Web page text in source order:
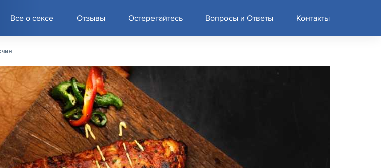
Все о сексе Отзывы Остерегайтесь Вопросы и Ответы Контакты